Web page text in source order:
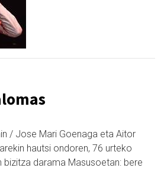
/ Jose Mari Goenaga eta Aitor
hautsi ondoren, 76 urteko
bizitza darama Masusoetan: bere